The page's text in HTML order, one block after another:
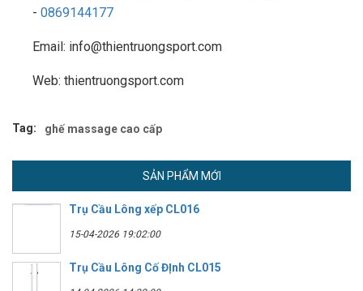
- 0869144177
Email: info@thientruongsport.com
Web: thientruongsport.com
Tag: ghế massage cao cấp
SẢN PHẨM MỚI
Trụ Cầu Lông xếp CL016
15-04-2026 19:02:00
Trụ Cầu Lông Cố ĐỊnh CL015